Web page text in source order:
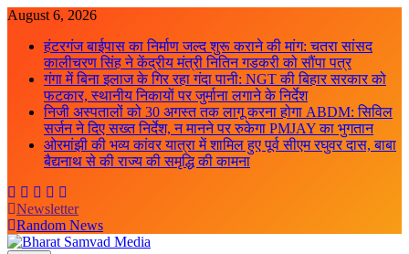
Skip
content
August 6, 2026
हंटरगंज बाईपास का निर्माण जल्द शुरू कराने की मांग: चतरा सांसद
कालीचरण सिंह ने केंद्रीय मंत्री नितिन गडकरी को सौंपा पत्र
गंगा में बिना इलाज के गिर रहा गंदा पानी: NGT की बिहार सरकार को
फटकार, स्थानीय निकायों पर जुर्माना लगाने के निर्देश
निजी अस्पतालों को 30 अगस्त तक लागू करना होगा ABDM: सिविल
सर्जन ने दिए सख्त निर्देश, न मानने पर रुकेगा PMJAY का भुगतान
ओरमांझी की भव्य कांवर यात्रा में शामिल हुए पूर्व सीएम रघुवर दास, बाबा
बैद्यनाथ से की राज्य की समृद्धि की कामना
Newsletter
Random News